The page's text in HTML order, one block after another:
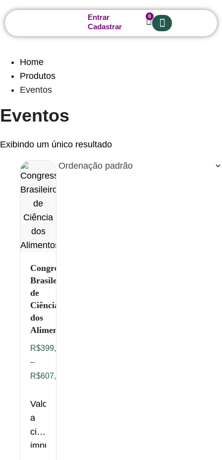
Entrar
Cadastrar
0
Home
Produtos
Eventos
Eventos
Exibindo um único resultado
Congresso
Brasileiro
de
Ciência
dos
Alimentos
R$399,00
–
R$607,00
Valorizar
a
ciência,
impulsionar